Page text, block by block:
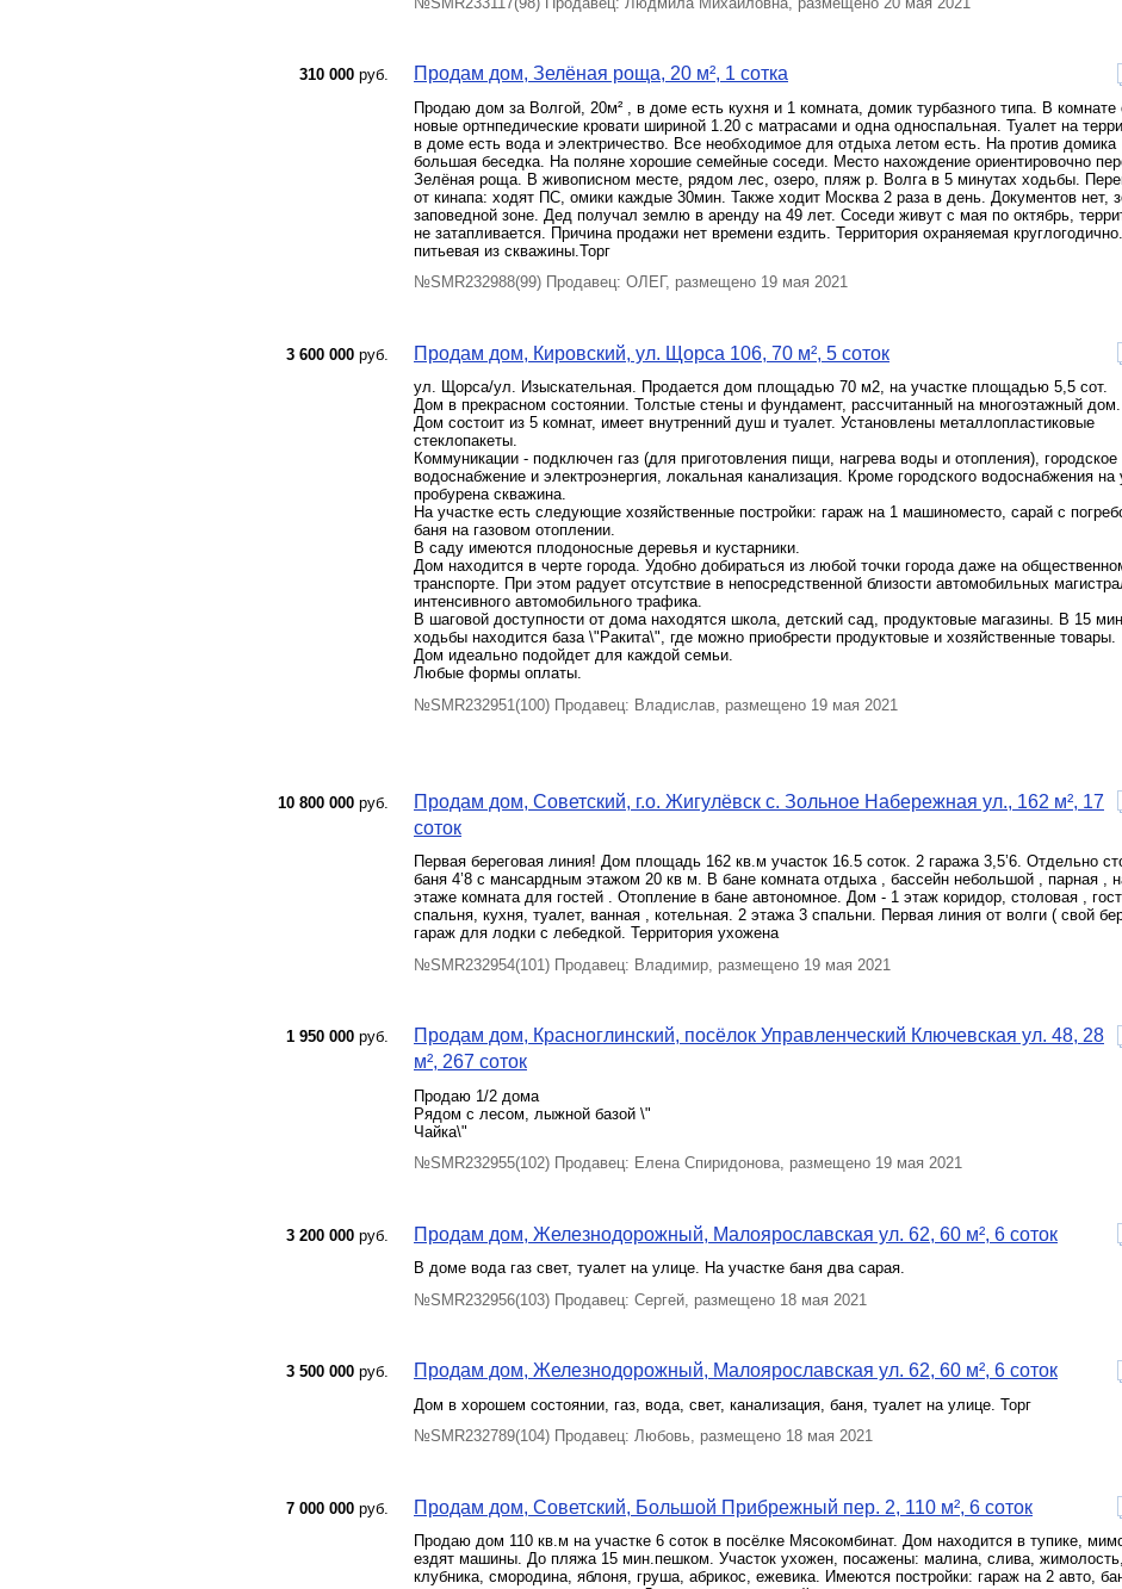
310 000 руб. Продам дом, Зелёная роща, 20 м², 1 сотка
Продаю дом за Волгой, 20м² , в доме есть кухня и 1 комната, домик турбазного типа. В комнате
новые ортнпедические кровати шириной 1.20 с матрасами и одна односпальная. Туалет на
в доме есть вода и электричество. Все необходимое для отдыха летом есть. На против домика
большая беседка. На поляне хорошие семейные соседи. Место нахождение ориентировочно
Зелёная роща. В живописном месте, рядом лес, озеро, пляж р. Волга в 5 минутах ходьбы.
от кинапа: ходят ПС, омики каждые 30мин. Также ходит Москва 2 раза в день. Документов нет,
заповедной зоне. Дед получал землю в аренду на 49 лет. Соседи живут с мая по октябрь,
не затапливается. Причина продажи нет времени ездить. Территория охраняемая
питьевая из скважины.Торг
№SMR232988(99) Продавец: ОЛЕГ, размещено 19 мая 2021
3 600 000 руб. Продам дом, Кировский, ул. Щорса 106, 70 м², 5 соток
ул. Щорса/ул. Изыскательная. Продается дом площадью 70 м2, на участке площадью 5,5 сот.
Дом в прекрасном состоянии. Толстые стены и фундамент, рассчитанный на многоэтажный дом.
Дом состоит из 5 комнат, имеет внутренний душ и туалет. Установлены металлопластиковые
стеклопакеты.
Коммуникации - подключен газ (для приготовления пищи, нагрева воды и отопления), городское
водоснабжение и электроэнергия, локальная канализация. Кроме городского водоснабжения на
пробурена скважина.
На участке есть следующие хозяйственные постройки: гараж на 1 машиноместо, сарай с
баня на газовом отоплении.
В саду имеются плодоносные деревья и кустарники.
Дом находится в черте города. Удобно добираться из любой точки города даже на
транспорте. При этом радует отсутствие в непосредственной близости автомобильных
интенсивного автомобильного трафика.
В шаговой доступности от дома находятся школа, детский сад, продуктовые магазины. В 15
ходьбы находится база \"Ракита\", где можно приобрести продуктовые и хозяйственные товары.
Дом идеально подойдет для каждой семьи.
Любые формы оплаты.
№SMR232951(100) Продавец: Владислав, размещено 19 мая 2021
10 800 000 руб.
Продам дом, Советский, г.о. Жигулёвск с. Зольное Набережная ул., 162 м², 17
соток
Первая береговая линия! Дом площадь 162 кв.м участок 16.5 соток. 2 гаража 3,5’6. Отдельно
баня 4’8 с мансардным этажом 20 кв м. В бане комната отдыха , бассейн небольшой , парная ,
этаже комната для гостей . Отопление в бане автономное. Дом - 1 этаж коридор, столовая ,
спальня, кухня, туалет, ванная , котельная. 2 этажа 3 спальни. Первая линия от волги ( свой
гараж для лодки с лебедкой. Территория ухожена
№SMR232954(101) Продавец: Владимир, размещено 19 мая 2021
1 950 000 руб.
Продам дом, Красноглинский, посёлок Управленческий Ключевская ул. 48, 28
м², 267 соток
Продаю 1/2 дома
Рядом с лесом, лыжной базой \"
Чайка\"
№SMR232955(102) Продавец: Елена Спиридонова, размещено 19 мая 2021
3 200 000 руб. Продам дом, Железнодорожный, Малоярославская ул. 62, 60 м², 6 соток
В доме вода газ свет, туалет на улице. На участке баня два сарая.
№SMR232956(103) Продавец: Сергей, размещено 18 мая 2021
3 500 000 руб. Продам дом, Железнодорожный, Малоярославская ул. 62, 60 м², 6 соток
Дом в хорошем состоянии, газ, вода, свет, канализация, баня, туалет на улице. Торг
№SMR232789(104) Продавец: Любовь, размещено 18 мая 2021
7 000 000 руб. Продам дом, Советский, Большой Прибрежный пер. 2, 110 м², 6 соток
Продаю дом 110 кв.м на участке 6 соток в посёлке Мясокомбинат. Дом находится в тупике,
ездят машины. До пляжа 15 мин.пешком. Участок ухожен, посажены: малина, слива, жимолость,
клубника, смородина, яблоня, груша, абрикос, ежевика. Имеются постройки: гараж на 2 авто,